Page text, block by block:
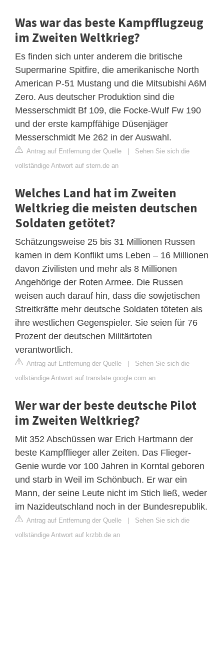
Was war das beste Kampfflugzeug
im Zweiten Weltkrieg?
Es finden sich unter anderem die britische
Supermarine Spitfire, die amerikanische North
American P-51 Mustang und die Mitsubishi A6M
Zero. Aus deutscher Produktion sind die
Messerschmidt Bf 109, die Focke-Wulf Fw 190
und der erste kampffähige Düsenjäger
Messerschmidt Me 262 in der Auswahl.
Antrag auf Entfernung der Quelle | Sehen Sie sich die
vollständige Antwort auf stern.de an
Welches Land hat im Zweiten
Weltkrieg die meisten deutschen
Soldaten getötet?
Schätzungsweise 25 bis 31 Millionen Russen
kamen in dem Konflikt ums Leben – 16 Millionen
davon Zivilisten und mehr als 8 Millionen
Angehörige der Roten Armee. Die Russen
weisen auch darauf hin, dass die sowjetischen
Streitkräfte mehr deutsche Soldaten töteten als
ihre westlichen Gegenspieler. Sie seien für 76
Prozent der deutschen Militärtoten
verantwortlich.
Antrag auf Entfernung der Quelle | Sehen Sie sich die
vollständige Antwort auf translate.google.com an
Wer war der beste deutsche Pilot
im Zweiten Weltkrieg?
Mit 352 Abschüssen war Erich Hartmann der
beste Kampfflieger aller Zeiten. Das Flieger-
Genie wurde vor 100 Jahren in Korntal geboren
und starb in Weil im Schönbuch. Er war ein
Mann, der seine Leute nicht im Stich ließ, weder
im Nazideutschland noch in der Bundesrepublik.
Antrag auf Entfernung der Quelle | Sehen Sie sich die
vollständige Antwort auf krzbb.de an